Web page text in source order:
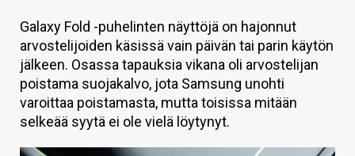
TIETOA
HINTA.FI
KAUPPA
VAIHDA TEEMA
Galaxy Fold -puhelinten näyttöjä on hajonnut
arvostelijoiden käsissä vain päivän tai parin käytön
jälkeen. Osassa tapauksia vikana oli arvostelijan
poistama suojakalvo, jota Samsung unohti
varoittaa poistamasta, mutta toisissa mitään
selkeää syytä ei ole vielä löytynyt.